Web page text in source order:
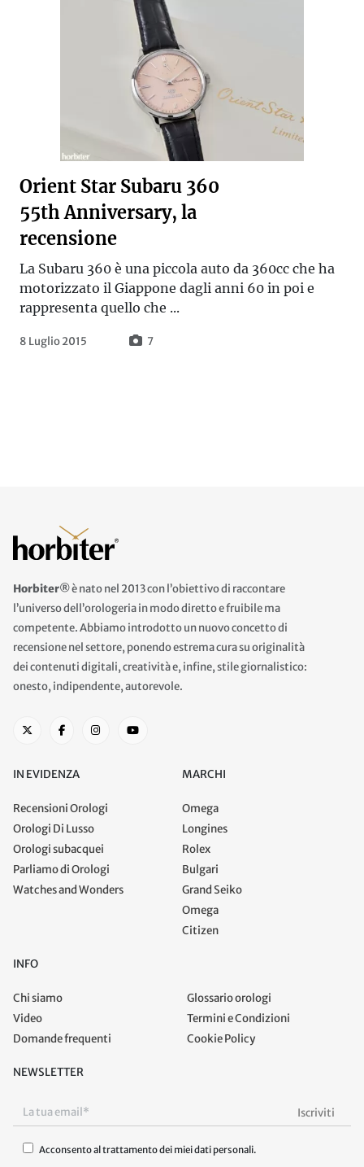
Orient Star Subaru 360
55th Anniversary, la
recensione
La Subaru 360 è una piccola auto da 360cc che ha
motorizzato il Giappone dagli anni 60 in poi e
rappresenta quello che ...
8 Luglio 2015 7
Horbiter®è nato nel 2013 con l’obiettivo di raccontare
l’universo dell’orologeria in modo diretto e fruibile ma
competente. Abbiamo introdotto un nuovo concetto di
recensione nel settore, ponendo estrema cura su originalità
dei contenuti digitali, creatività e, infine, stile giornalistico:
onesto, indipendente, autorevole.
IN EVIDENZA
Recensioni Orologi
Orologi Di Lusso
Orologi subacquei
Parliamo di Orologi
Watches and Wonders
MARCHI
Omega
Longines
Rolex
Bulgari
Grand Seiko
Omega
Citizen
INFO
Chi siamo
Video
Domande frequenti
Glossario orologi
Termini e Condizioni
Cookie Policy
NEWSLETTER
Acconsento al trattamento dei miei dati personali.